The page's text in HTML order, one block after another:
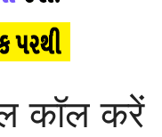
कॉल करें